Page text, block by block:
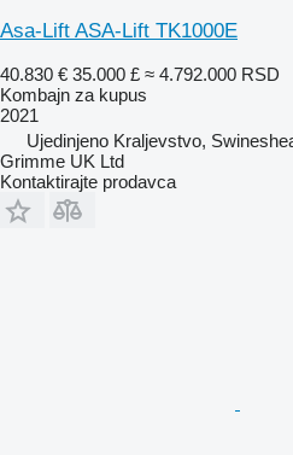
Asa-Lift ASA-Lift TK1000E
40.830 € 35.000 £ ≈ 4.792.000 RSD
Kombajn za kupus
2021
Ujedinjeno Kraljevstvo,
Grimme UK Ltd
Kontaktirajte prodavca